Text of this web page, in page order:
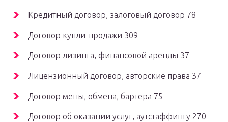
Кредитный договор, залоговый договор 78
Договор купли-продажи 309
Договор лизинга, финансовой аренды 37
Лицензионный договор, авторские права 37
Договор мены, обмена, бартера 75
Договор об оказании услуг, аутстаффингу 270